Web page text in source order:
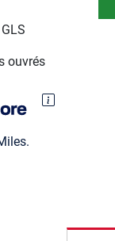
ouvrés